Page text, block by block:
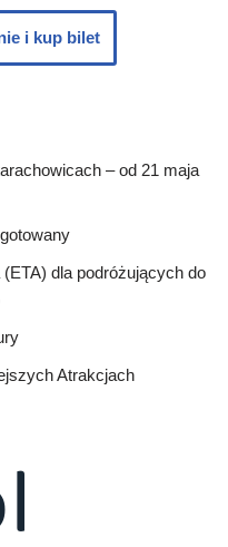
i kup bilet
– od 21 maja
dla podróżujących do
Atrakcjach